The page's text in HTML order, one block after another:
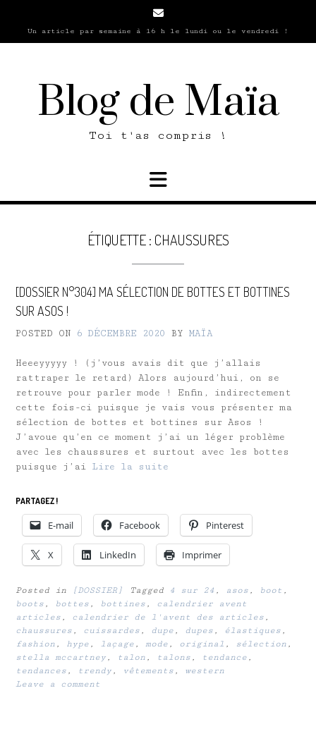
contentUn article par semaine à 16 h le lundi ou le vendredi !
Blog de Maïa
Toi t'as compris !
ÉTIQUETTE : CHAUSSURES
[DOSSIER N°304] MA SÉLECTION DE BOTTES ET BOTTINES
SUR ASOS !
POSTED ON 6 DÉCEMBRE 2020 BY MAÏA
Heeeyyyyy ! (j’vous avais dit que j’allais
rattraper le retard) Alors aujourd’hui, on se
retrouve pour parler mode ! Enfin, indirectement
cette fois-ci puisque je vais vous présenter ma
sélection de bottes et bottines sur Asos !
J’avoue qu’en ce moment j’ai un léger problème
avec les chaussures et surtout avec les bottes
puisque j’ai Lire la suite
PARTAGEZ !
E-mail Facebook Pinterest
X LinkedIn Imprimer
Posted in [DOSSIER] Tagged 4 sur 24 , asos , boot ,
boots , bottes , bottines ,
calendrier avent
articles , calendrier de l'avent des articles ,
chaussures , cuissardes , dupe , dupes , élastiques ,
fashion , hype , laçage , mode , original , sélection ,
stella mccartney , talon , talons , tendance ,
tendances , trendy , vêtements , western
Leave a comment